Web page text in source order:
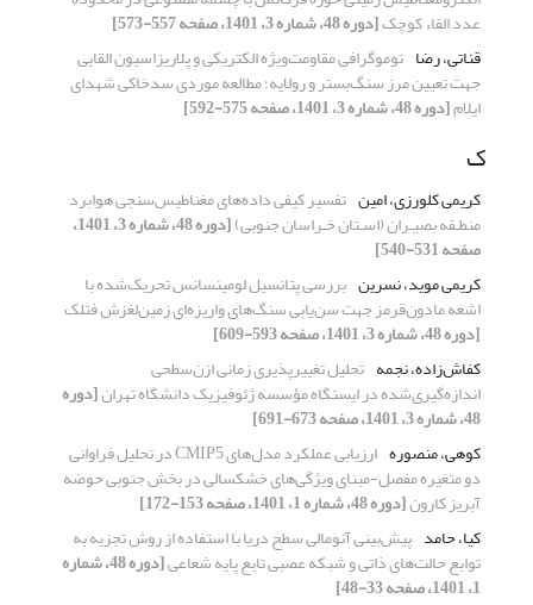
عدد القاء کوچک[دوره 48، شماره 3، 1401، صفحه 557-573]
قناتی، رضا توموگرافی مقاومت‌ویژه الکتریکی و پلاریزاسیون القایی
جهت تعیین مرز سنگ‌بستر و رولایه؛ مطالعه موردی سدخاکی شهدای
ایلام[دوره 48، شماره 3، 1401، صفحه 575-592]
ک
کریمی کلورزی، امین تفسیر کیفی داده‌های مغناطیس‌‌سنجی هوابرد
منطـقه بصیـران (اسـتان خـراسان جنوبی) [دوره 48، شماره 3، 1401،
صفحه 531-540]
کریمی موید، نسرین بررسی پتانسیل لومینسانس تحریک‌شده با
اشعه مادون‌قرمز جهت سن‌یابی سنگ‌های واریزه‌ای زمین‌لغزش فتلک
[دوره 48، شماره 3، 1401، صفحه 593-609]
کفاش‌زاده، نجمه تحلیل تغییرپذیری زمانی ازن‌سطحی
اندازه‌گیری‌شده در ایستگاه مؤسسه ژئوفیزیک دانشگاه تهران[دوره
48، شماره 3، 1401، صفحه 673-691]
کوهی، منصوره
ارزیابی عملکرد مدل‌های CMIP5 در تحلیل فراوانی
دو متغیره مفصل-مبنای ویژگی‌های خشکسالی در بخش جنوبی حوضه
آبریز کارون[دوره 48، شماره 1، 1401، صفحه 153-172]
کیا، حامد پیش‌بینی آنومالی سطح دریا با استفاده از روش تجزیه به
توابع حالت‌های ذاتی و شبکه عصبی تابع ‌پایه ‌شعاعی [دوره 48، شماره
1، 1401، صفحه 33-48]